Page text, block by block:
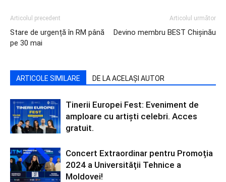
Articolul precedent
Stare de urgență în RM până
pe 30 mai
Articolul următor
Devino membru BEST Chișinău
ARTICOLE SIMILARE DE LA ACELAȘI AUTOR
Tinerii Europei Fest: Eveniment de
amploare cu artiști celebri. Acces
gratuit.
Concert Extraordinar pentru Promoția
2024 a Universității Tehnice a
Moldovei!